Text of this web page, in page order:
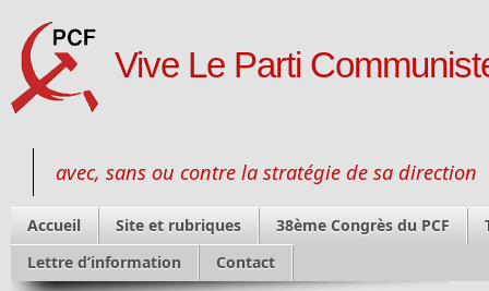
Vive Le Parti
avec, sans ou contre la stratégie de sa direction
Accueil Site et rubriques 38ème Congrès du PCF
Lettre d’information
Contact